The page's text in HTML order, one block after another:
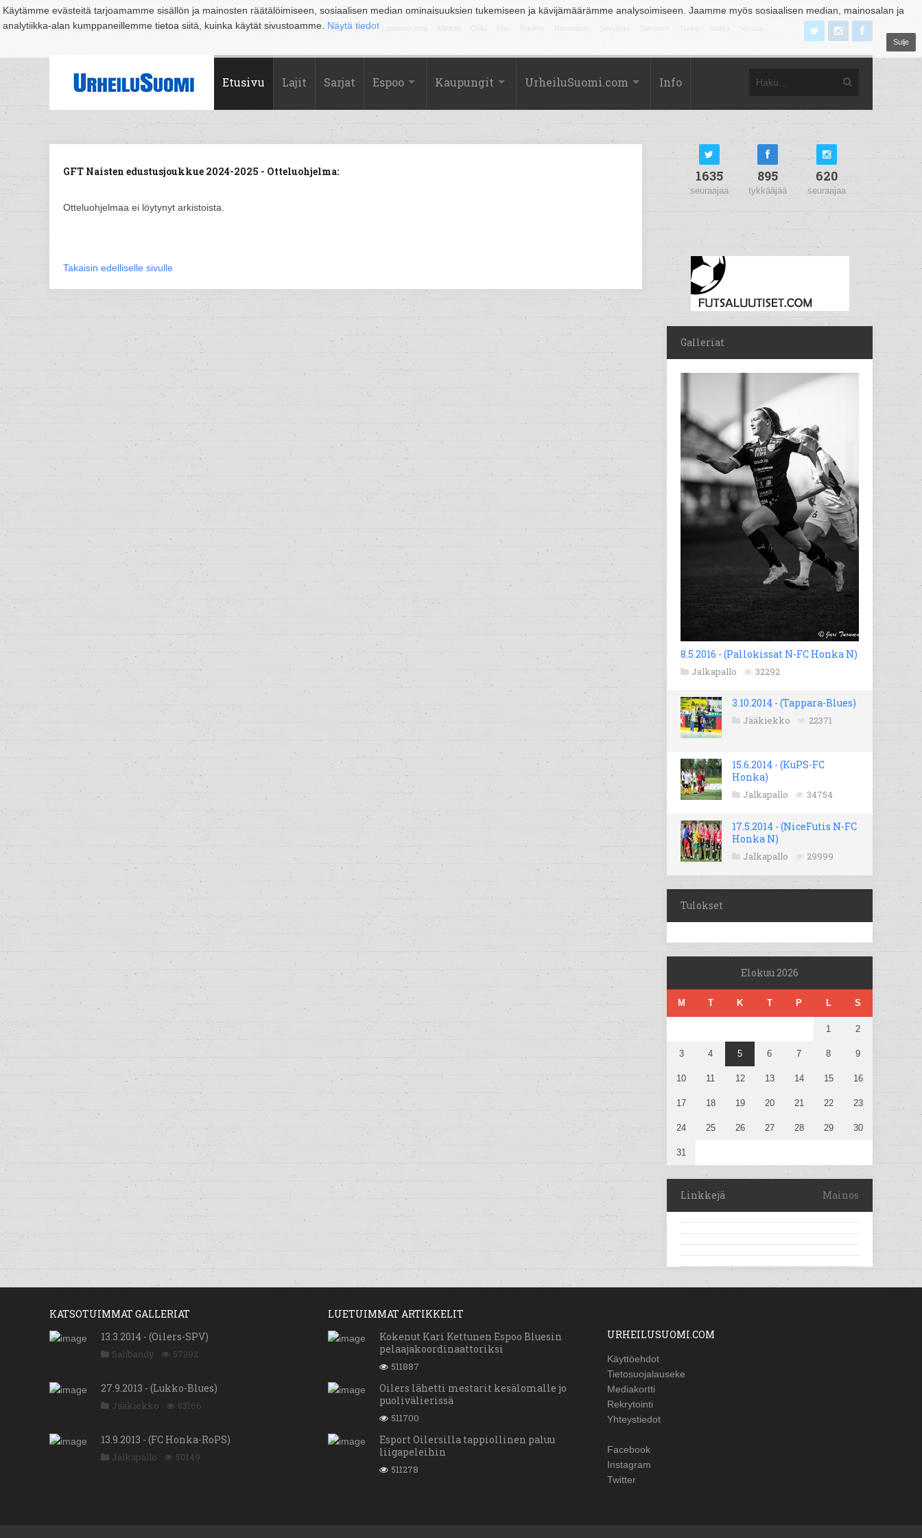
Käytämme evästeitä tarjoamamme sisällön ja mainosten räätälöimiseen, sosiaalisen median ominaisuuksien tukemiseen ja kävijämäärämme analysoimiseen. Jaamme myös sosiaalisen median, mainosalan ja
analytiikka-alan kumppaneillemme tietoa siitä, kuinka käytät sivustoamme. Näytä tiedot
Sulje
Suomi Espoo Helsinki Hämeenlinna Joensuu Jyväskylä Kouvola Kuopio Lahti
Etusivu Lajit Sarjat Espoo Kaupungit UrheiluSuomi.com Info
GFT Naisten edustusjoukkue 2024-2025 - Otteluohjelma:
Otteluohjelmaa ei löytynyt arkistoista.
Takaisin edelliselle sivulle
1635
seuraajaa
895
tykkääjää
620
seuraajaa
Galleriat
8.5.2016 - (Pallokissat N-FC Honka N)
Jalkapallo 32292
3.10.2014 - (Tappara-Blues)
Jääkiekko 22371
15.6.2014 - (KuPS-FC
Honka)
Jalkapallo 34754
17.5.2014 - (NiceFutis N-FC
Honka N)
Jalkapallo 29999
Tulokset
Elokuu 2026
M T K T P L S
1 2
3 4 5 6 7 8 9
10 11 12 13 14 15 16
17 18 19 20 21 22 23
24 25 26 27 28 29 30
31
Linkkejä Mainos
KATSOTUIMMAT GALLERIAT
13.3.2014 - (Oilers-SPV)
Salibandy 57392
27.9.2013 - (Lukko-Blues)
Jääkiekko 53166
13.9.2013 - (FC Honka-RoPS)
Jalkapallo 50149
LUETUIMMAT ARTIKKELIT
Kokenut Kari Kettunen Espoo Bluesin
pelaajakoordinaattoriksi
511887
Oilers lähetti mestarit kesälomalle jo
puolivälierissä
511700
Esport Oilersilla tappiollinen paluu
liigapeleihin
511278
URHEILUSUOMI.COM
Käyttöehdot
Tietosuojalauseke
Mediakortti
Rekrytointi
Yhteystiedot
Facebook
Instagram
Twitter